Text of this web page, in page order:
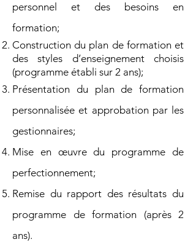
personnel et des besoins en
formation;
Construction du plan de formation et
des styles d’enseignement choisis
(programme établi sur 2 ans);
Présentation du plan de formation
personnalisée et approbation par les
gestionnaires;
Mise en œuvre du programme de
perfectionnement;
Remise du rapport des résultats du
programme de formation (après 2
ans).